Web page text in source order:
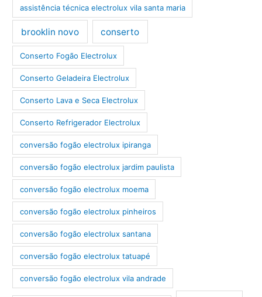
assistência técnica electrolux vila santa maria
brooklin novo conserto
Conserto Fogão Electrolux
Conserto Geladeira Electrolux
Conserto Lava e Seca Electrolux
Conserto Refrigerador Electrolux
conversão fogão electrolux ipiranga
conversão fogão electrolux jardim paulista
conversão fogão electrolux moema
conversão fogão electrolux pinheiros
conversão fogão electrolux santana
conversão fogão electrolux tatuapé
conversão fogão electrolux vila andrade